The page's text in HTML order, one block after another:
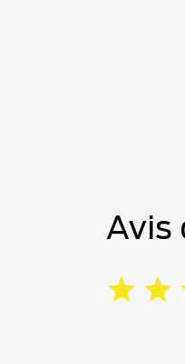
Avis